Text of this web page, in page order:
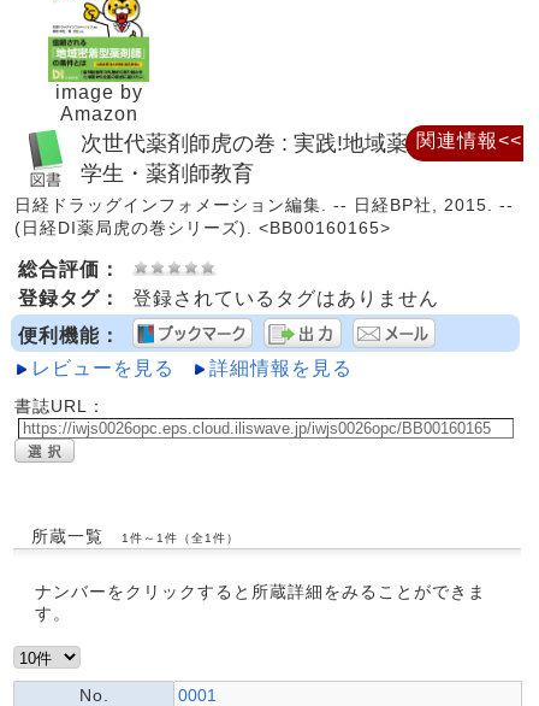
image by
Amazon
次世代薬剤師虎の巻 : 実践!地域薬局での薬
学生・薬剤師教育
日経ドラッグインフォメーション編集. -- 日経BP社, 2015. --
(日経DI薬局虎の巻シリーズ). <BB00160165>
総合評価：
登録タグ：
登録されているタグはありません
便利機能：
レビューを見る
詳細情報を見る
書誌URL：
所蔵一覧 1件～1件（全1件）
ナンバーをクリックすると所蔵詳細をみることができま
す。
No.
0001
関連情報<<